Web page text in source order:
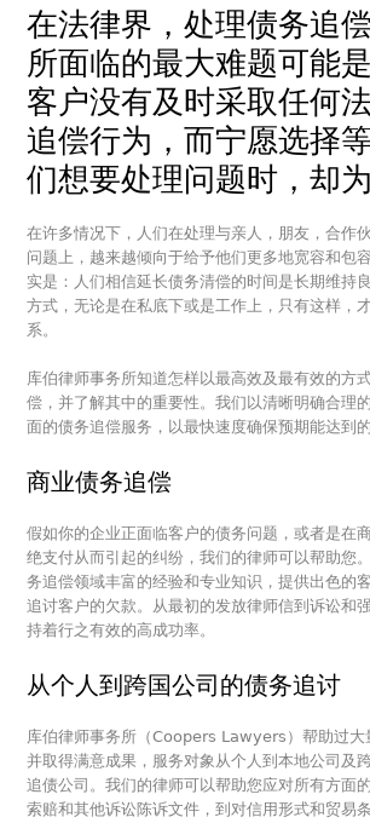
在法律界，处理债务追
所面临的最大难题可能
客户没有及时采取任何
追偿行为，而宁愿选择
们想要处理问题时，却为
在许多情况下，人们在处理与亲人，朋友，合作
问题上，越来越倾向于给予他们更多地宽容和包
实是：人们相信延长债务清偿的时间是长期维持
方式，无论是在私底下或是工作上，只有这样，
系。
库伯律师事务所知道怎样以最高效及最有效的方
偿，并了解其中的重要性。我们以清晰明确合理
面的债务追偿服务，以最快速度确保预期能达到
商业债务追偿
假如你的企业正面临客户的债务问题，或者是在
绝支付从而引起的纠纷，我们的律师可以帮助您
务追偿领域丰富的经验和专业知识，提供出色的
追讨客户的欠款。从最初的发放律师信到诉讼和
持着行之有效的高成功率。
从个人到跨国公司的债务追讨
库伯律师事务所（Coopers Lawyers）帮助过大
并取得满意成果，服务对象从个人到本地公司及
追债公司。我们的律师可以帮助您应对所有方面
索赔和其他诉讼陈诉文件，到对信用形式和贸易